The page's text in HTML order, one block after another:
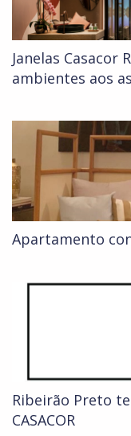
Janelas
ambientes aos
Apartamento
Ribeirão Preto
CASACOR